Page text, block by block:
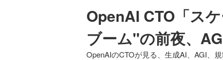
OpenAI CTO「ス
ブーム"の前夜、
OpenAIのCTOが見る、生成AI、AGI、